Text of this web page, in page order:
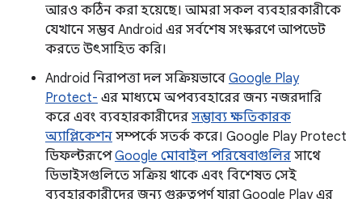
আরও কঠিন করা হয়েছে। আমরা সকল ব্যবহারকারীকে
যেখানে সম্ভব Android এর সর্বশেষ সংস্করণে আপডেট
করতে উৎসাহিত করি।
Android নিরাপত্তা দল সক্রিয়ভাবে Google Play
Protect- এর মাধ্যমে অপব্যবহারের জন্য নজরদারি
করে এবং ব্যবহারকারীদের সম্ভাব্য ক্ষতিকারক
অ্যাপ্লিকেশন সম্পর্কে সতর্ক করে। Google Play Protect
ডিফল্টরূপেGoogle মোবাইল পরিষেবাগুলির সাথে
ডিভাইসগুলিতে সক্রিয় থাকে এবং বিশেষত সেই
ব্যবহারকারীদের জন্য গুরুত্বপূর্ণ যারা Google Play এর